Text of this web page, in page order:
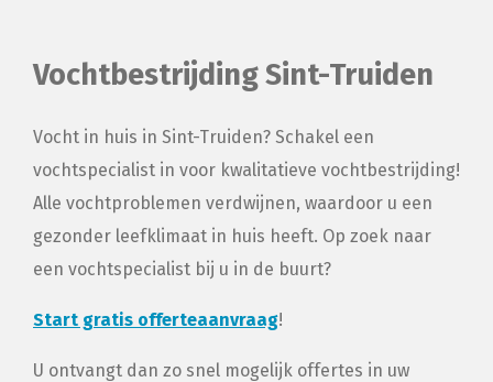
Vochtbestrijding Sint-Truiden
Vocht in huis in Sint-Truiden? Schakel een
vochtspecialist in voor kwalitatieve vochtbestrijding!
Alle vochtproblemen verdwijnen, waardoor u een
gezonder leefklimaat in huis heeft. Op zoek naar
een vochtspecialist bij u in de buurt?
Start gratis offerteaanvraag!
U ontvangt dan zo snel mogelijk offertes in uw